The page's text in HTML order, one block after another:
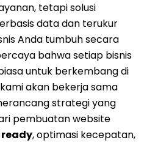
tetapi solusi
data dan terukur
Anda tumbuh secara
bahwa setiap bisnis
untuk berkembang di
akan bekerja sama
strategi yang
pembuatan website
ready, optimasi kecepatan,